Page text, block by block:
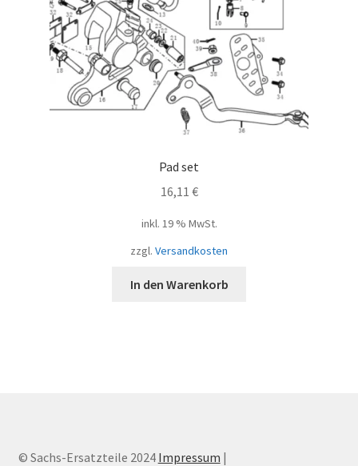
Pad set
16,11 €
inkl. 19 % MwSt.
zzgl. Versandkosten
In den Warenkorb
© Sachs-Ersatzteile 2024 Impressum |